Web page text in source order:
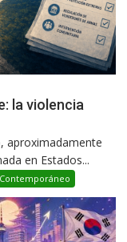
la violencia
aproximadamente
en Estados...